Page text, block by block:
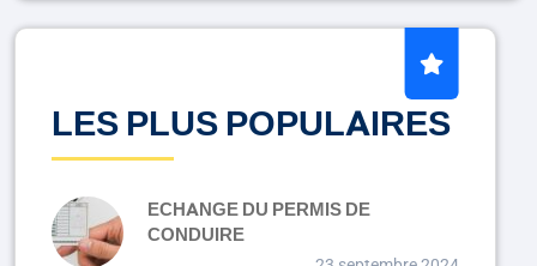
LES PLUS POPULAIRES
ECHANGE DU PERMIS DE
CONDUIRE